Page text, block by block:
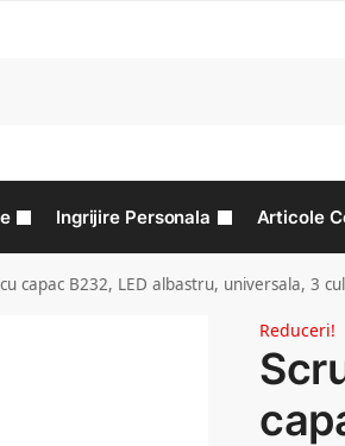
Ingrijire Personala Articole
capac B232, LED albastru, universala, 3
Reduceri!